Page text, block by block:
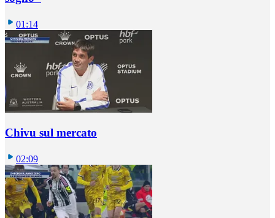
01:14
Chivu sul mercato
02:09